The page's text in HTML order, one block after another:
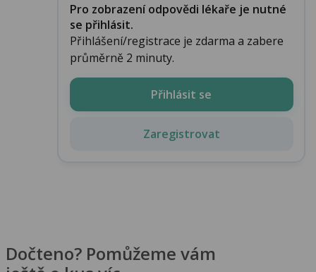
Pro zobrazení odpovědi lékaře je nutné
se přihlásit.
Přihlášení/registrace je zdarma a zabere
průměrně 2 minuty.
Přihlásit se
Zaregistrovat
Dočteno? Pomůžeme vám